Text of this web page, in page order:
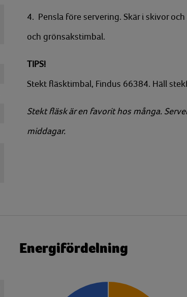
4. Pensla före servering. Skär i skivor
och grönsakstimbal.
TIPS!
Stekt fläsktimbal, Findus 66384. Häll
Stekt fläsk är en favorit hos många.
middagar.
Energifördelning